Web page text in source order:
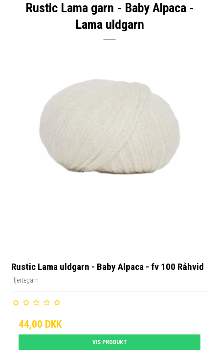
Rustic Lama garn - Baby Alpaca -
Lama uldgarn
Rustic Lama uldgarn - Baby Alpaca - fv 100 Råhvid
Hjertegarn
44,00 DKK
VIS PRODUKT